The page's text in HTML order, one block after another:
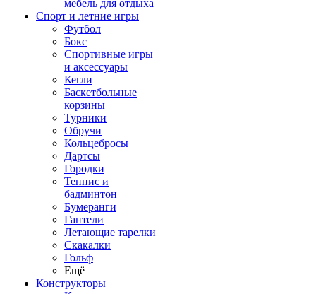
мебель для отдыха
Спорт и летние игры
Футбол
Бокс
Спортивные игры
и аксессуары
Кегли
Баскетбольные
корзины
Турники
Обручи
Кольцебросы
Дартсы
Городки
Теннис и
бадминтон
Бумеранги
Гантели
Летающие тарелки
Скакалки
Гольф
Ещё
Конструкторы